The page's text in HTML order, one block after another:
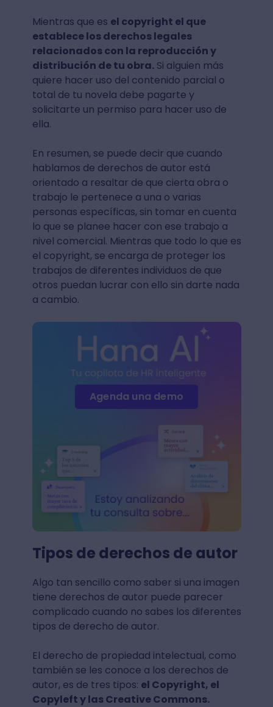
Mientras que es el copyright el que
establece los derechos legales
relacionados con la reproducción y
distribución de tu obra.Si alguien más
quiere hacer uso del contenido parcial o
total de tu novela debe pagarte y
solicitarte un permiso para hacer uso de
ella.
En resumen, se puede decir que cuando
hablamos de derechos de autor está
orientado a resaltar de que cierta obra o
trabajo le pertenece a una o varias
personas específicas, sin tomar en cuenta
lo que se planee hacer con ese trabajo a
nivel comercial. Mientras que todo lo que es
el copyright, se encarga de proteger los
trabajos de diferentes individuos de que
otros puedan lucrar con ello sin darte nada
a cambio.
Agenda una demo
Tipos de derechos de autor
Algo tan sencillo como saber si una imagen
tiene derechos de autor puede parecer
complicado cuando no sabes los diferentes
tipos de derecho de autor.
El derecho de propiedad intelectual, como
también se les conoce a los derechos de
autor, es de tres tipos: el Copyright, el
Copyleft y las Creative Commons.